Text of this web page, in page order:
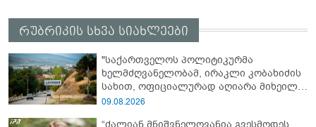
რუბრიკის სხვა სიახლეები
"საქართველოს პოლიტიკურმა
ხელმძღვანელობამ, ირაკლი კობახიძის
სახით, ოფიციალურად აღიარა მიხეილ
სააკაშვილი სამხედრო აგრესიის
09.08.2026